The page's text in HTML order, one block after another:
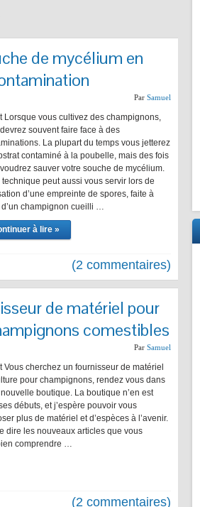
de mycélium en
Par Samuel
Lorsque vous cultivez des champignons,
souvent faire face à des
La plupart du temps vous jetterez
contaminé à la poubelle, mais des fois
sauver votre souche de mycélium.
technique peut aussi vous servir lors de
d’une empreinte de spores, faite à
d’un champignon cueilli …
à lire »
(2 commentaires)
de matériel pour
comestibles
Par Samuel
Vous cherchez un fournisseur de matériel
pour champignons, rendez vous dans
boutique. La boutique n’en est
débuts, et j’espère pouvoir vous
plus de matériel et d’espèces à l’avenir.
dire les nouveaux articles que vous
comprendre …
(2 commentaires)